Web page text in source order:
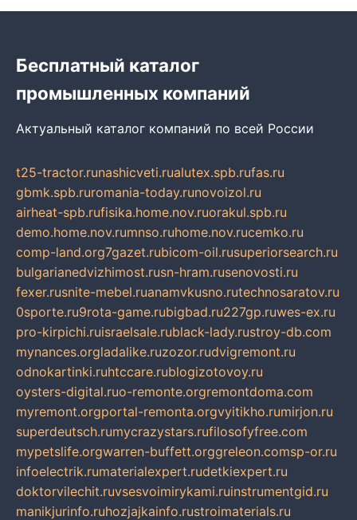
Бесплатный каталог
промышленных компаний
Актуальный каталог компаний по всей России
t25-tractor.runashicveti.rualutex.spb.rufas.ru
gbmk.spb.ruromania-today.runovoizol.ru
airheat-spb.rufisika.home.nov.ruorakul.spb.ru
demo.home.nov.rumnso.ruhome.nov.rucemko.ru
comp-land.org7gazet.rubicom-oil.rusuperiorsearch.ru
bulgarianedvizhimost.rusn-hram.rusenovosti.ru
fexer.rusnite-mebel.ruanamvkusno.rutechnosaratov.ru
0sporte.ru9rota-game.rubigbad.ru227gp.ruwes-ex.ru
pro-kirpichi.ruisraelsale.rublack-lady.rustroy-db.com
mynances.orgladalike.ruzozor.rudvigremont.ru
odnokartinki.ruhtccare.rublogizotovoy.ru
oysters-digital.ruo-remonte.orgremontdoma.com
myremont.orgportal-remonta.orgvyitikho.rumirjon.ru
superdeutsch.rumycrazystars.rufilosofyfree.com
mypetslife.orgwarren-buffett.orggreleon.comsp-or.ru
infoelectrik.rumaterialexpert.rudetkiexpert.ru
doktorvilechit.ruvsesvoimirykami.ruinstrumentgid.ru
manikjurinfo.ruhozjajkainfo.rustroimaterials.ru